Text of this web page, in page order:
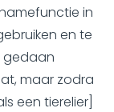
in
en te
gedaan
maar zodra
een tierelier]